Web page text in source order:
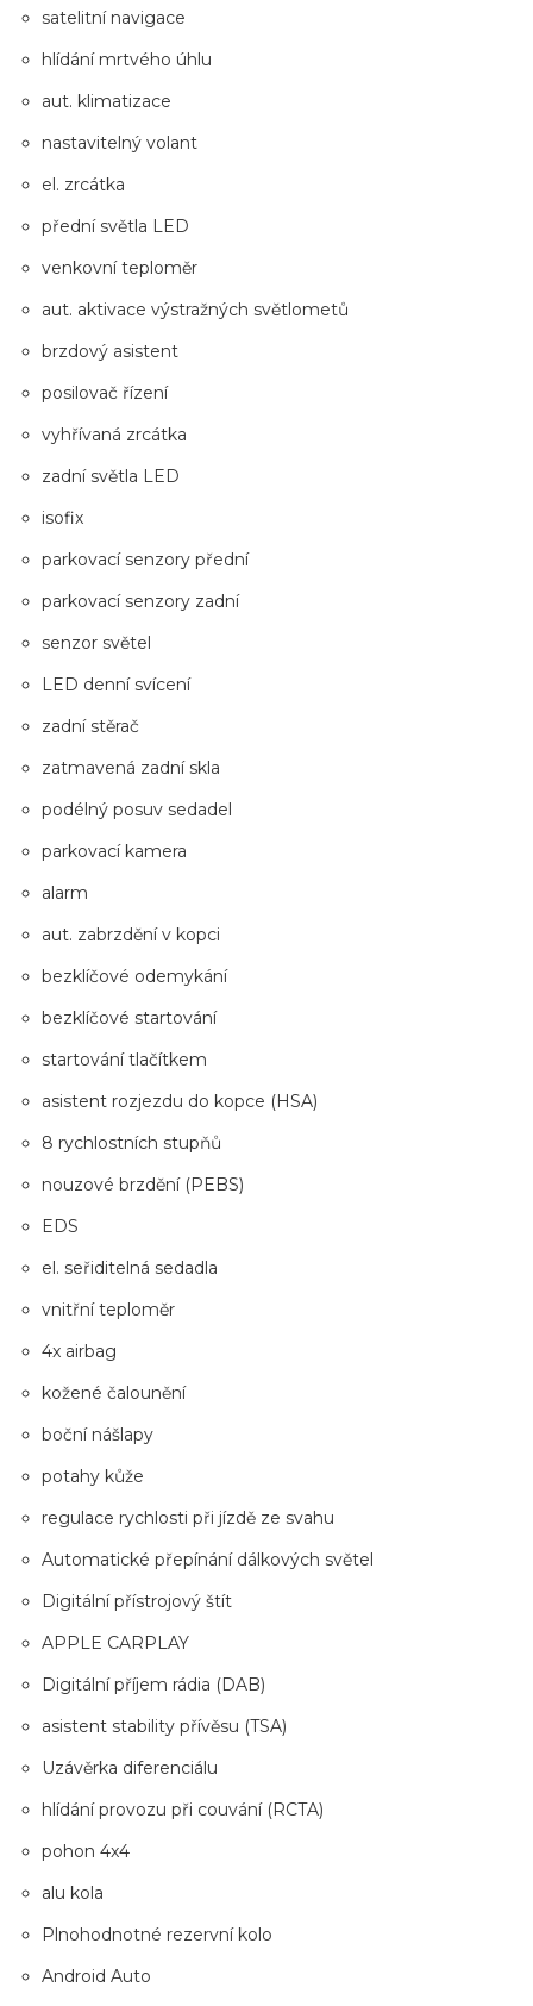
satelitní navigace
hlídání mrtvého úhlu
aut. klimatizace
nastavitelný volant
el. zrcátka
přední světla LED
venkovní teploměr
aut. aktivace výstražných světlometů
brzdový asistent
posilovač řízení
vyhřívaná zrcátka
zadní světla LED
isofix
parkovací senzory přední
parkovací senzory zadní
senzor světel
LED denní svícení
zadní stěrač
zatmavená zadní skla
podélný posuv sedadel
parkovací kamera
alarm
aut. zabrzdění v kopci
bezklíčové odemykání
bezklíčové startování
startování tlačítkem
asistent rozjezdu do kopce (HSA)
8 rychlostních stupňů
nouzové brzdění (PEBS)
EDS
el. seřiditelná sedadla
vnitřní teploměr
4x airbag
kožené čalounění
boční nášlapy
potahy kůže
regulace rychlosti při jízdě ze svahu
Automatické přepínání dálkových světel
Digitální přístrojový štít
APPLE CARPLAY
Digitální příjem rádia (DAB)
asistent stability přívěsu (TSA)
Uzávěrka diferenciálu
hlídání provozu při couvání (RCTA)
pohon 4x4
alu kola
Plnohodnotné rezervní kolo
Android Auto